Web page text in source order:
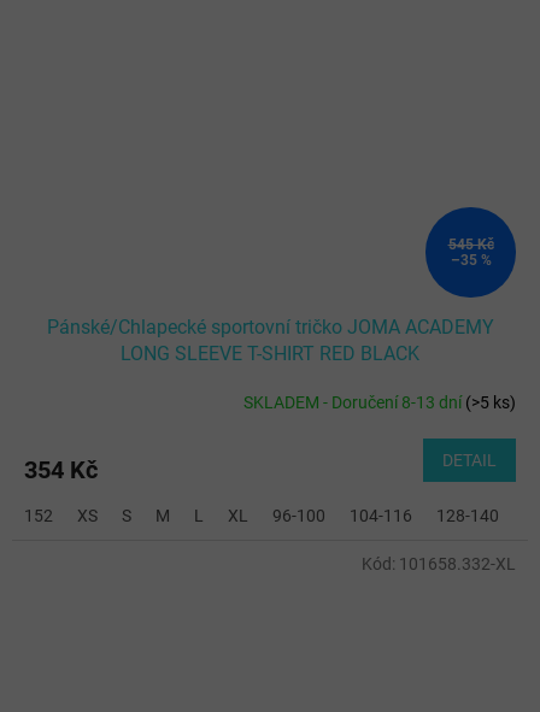
545 Kč
–35 %
Pánské/Chlapecké sportovní tričko JOMA ACADEMY
LONG SLEEVE T-SHIRT RED BLACK
SKLADEM - Doručení 8-13 dní(>5 ks)
354 Kč DETAIL
152 XS S M L XL 96-100 104-116 128-140
Kód: 101658.332-XL